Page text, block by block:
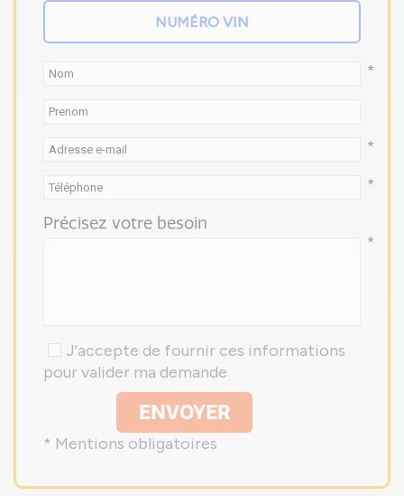
*
*
*
Précisez votre besoin
*
J'accepte de fournir ces informations
pour valider ma demande
ENVOYER
* Mentions obligatoires